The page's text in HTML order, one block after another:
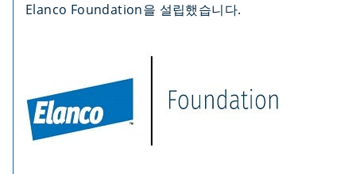
Elanco Foundation을 설립했습니다.